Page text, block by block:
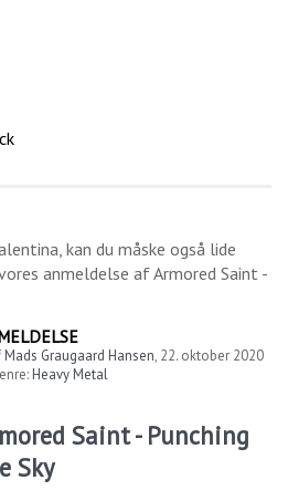
, kan du måske også lide
anmeldelse afArmored Saint -
Mads Graugaard Hansen, 22. oktober 2020
Heavy Metal
Saint - Punching
Sky